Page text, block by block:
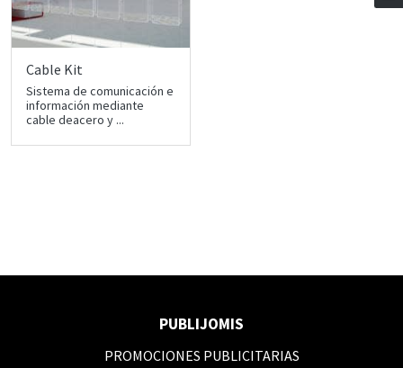
Cable Kit
Sistema de comunicación e
información mediante
cable deacero y ...
PUBLIJOMIS
PROMOCIONES PUBLICITARIAS